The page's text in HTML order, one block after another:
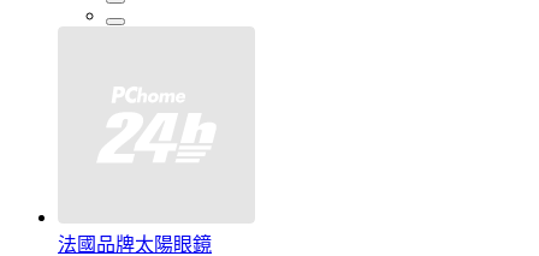
法國品牌太陽眼鏡